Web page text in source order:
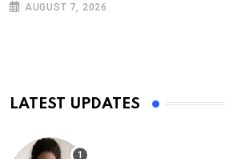
AUGUST 7, 2026
LATEST UPDATES